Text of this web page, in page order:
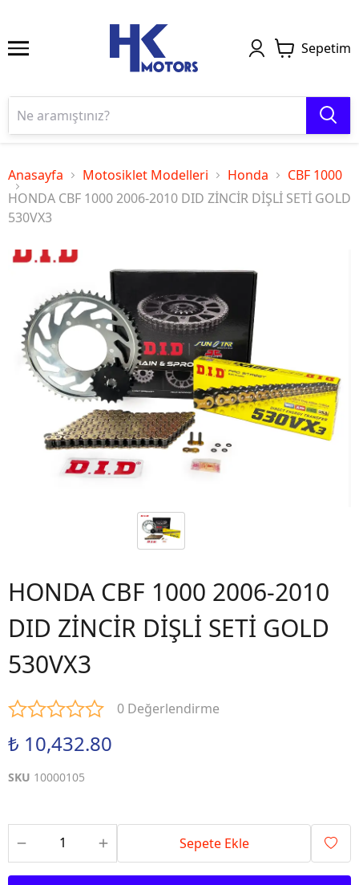
Sepetim
Anasayfa Motosiklet Modelleri Honda
CBF 1000
HONDA CBF 1000 2006-2010 DID ZİNCİR DİŞLİ SETİ GOLD
530VX3
HONDA CBF 1000 2006-2010
DID ZİNCİR DİŞLİ SETİ GOLD
530VX3
0 Değerlendirme
₺ 10,432.80
SKU 10000105
Sepete Ekle